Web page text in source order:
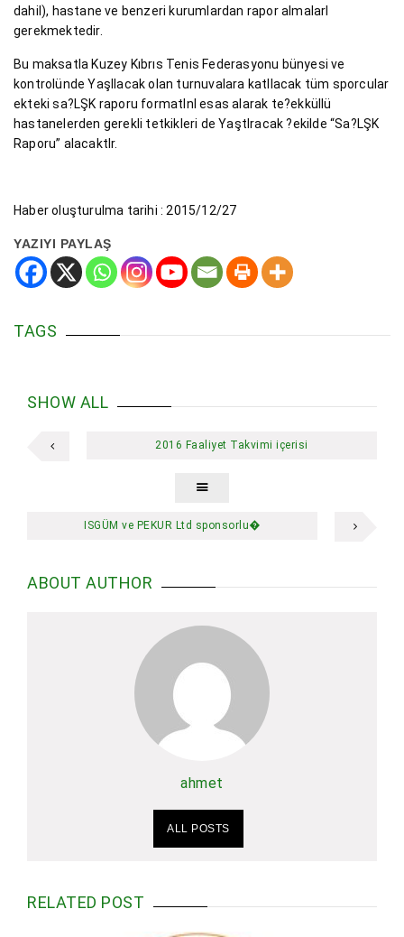
dahil), hastane ve benzeri kurumlardan rapor almalarI
gerekmektedir.
Bu maksatla Kuzey Kıbrıs Tenis Federasyonu bünyesi ve
kontrolünde YaşIlacak olan turnuvalara katIlacak tüm sporcular
ekteki sa?LŞK raporu formatInI esas alarak te?ekküllü
hastanelerden gerekli tetkikleri de YaştIracak ?ekilde “Sa?LŞK
Raporu” alacaktIr.
Haber oluşturulma tarihi : 2015/12/27
YAZIYI PAYLAŞ
TAGS
SHOW ALL
2016 Faaliyet Takvimi içerisi
ISGÜM ve PEKUR Ltd sponsorlu�
ABOUT AUTHOR
ahmet
ALL POSTS
RELATED POST